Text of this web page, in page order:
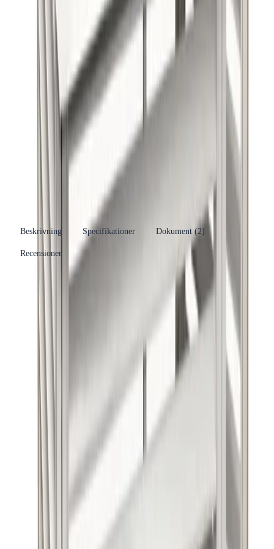
Produktinformation
Altech
Se fler produkter
Värmepumpsskydd
Tillbehör och reservdelar
Dahl Sverige AB
7332508113856
Beskrivning Specifikationer Dokument (2)
Recensioner
Skyddar mot snö, regn och smuts
Tillverkat av galvaniserat stål
Altech Värmepumpshus
för både professionella och privatpersoner som vill underlätta
Egenskaper